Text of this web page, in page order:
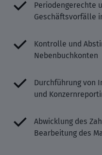
Periodengerechte
Geschäftsvorfälle
Kontrolle und
Nebenbuchkonten
Durchführung von
und
Abwicklung des
Bearbeitung des